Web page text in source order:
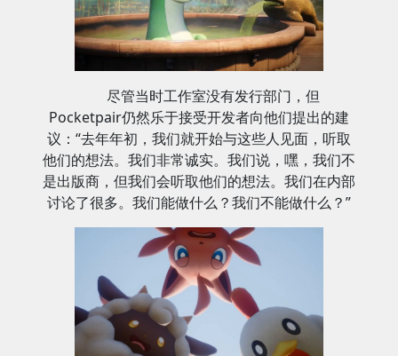
尽管当时工作室没有发行部门，但
Pocketpair仍然乐于接受开发者向他们提出的建
议：“去年年初，我们就开始与这些人见面，听取
他们的想法。我们非常诚实。我们说，嘿，我们不
是出版商，但我们会听取他们的想法。我们在内部
讨论了很多。我们能做什么？我们不能做什么？”